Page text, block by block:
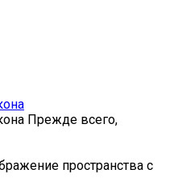
Прежде всего,
пространства с